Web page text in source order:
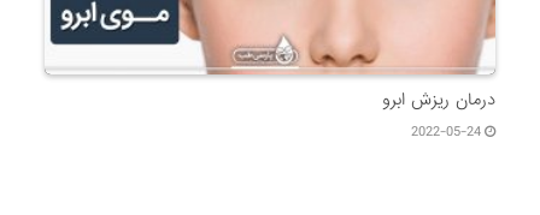
درمان ریزش ابرو
2022-05-24